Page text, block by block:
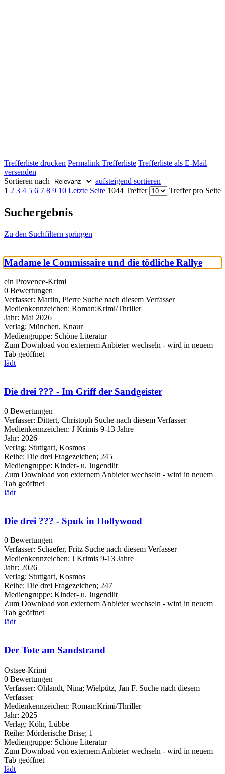
Trefferliste drucken Permalink Trefferliste Trefferliste als E-Mail
versenden
Sortieren nach
aufsteigend sortieren
1 2 3 4 5 6 7 8 9 10 Letzte Seite 1044 Treffer Treffer pro Seite
Suchergebnis
Zu den Suchfiltern springen
Madame le Commissaire und die tödliche Rallye
ein Provence-Krimi
0 Bewertungen
Verfasser: Martin, Pierre Suche nach diesem Verfasser
Medienkennzeichen: Roman:Krimi/Thriller
Jahr: Mai 2026
Verlag: München, Knaur
Mediengruppe: Schöne Literatur
Zum Download von externem Anbieter wechseln - wird in neuem
Tab geöffnet
lädt
Die drei ??? - Im Griff der Sandgeister
0 Bewertungen
Verfasser: Dittert, Christoph Suche nach diesem Verfasser
Medienkennzeichen: J Krimis 9-13 Jahre
Jahr: 2026
Verlag: Stuttgart, Kosmos
Reihe: Die drei Fragezeichen; 245
Mediengruppe: Kinder- u. Jugendlit
Zum Download von externem Anbieter wechseln - wird in neuem
Tab geöffnet
lädt
Die drei ??? - Spuk in Hollywood
0 Bewertungen
Verfasser: Schaefer, Fritz Suche nach diesem Verfasser
Medienkennzeichen: J Krimis 9-13 Jahre
Jahr: 2026
Verlag: Stuttgart, Kosmos
Reihe: Die drei Fragezeichen; 247
Mediengruppe: Kinder- u. Jugendlit
Zum Download von externem Anbieter wechseln - wird in neuem
Tab geöffnet
lädt
Der Tote am Sandstrand
Ostsee-Krimi
0 Bewertungen
Verfasser: Ohlandt, Nina; Wielpütz, Jan F. Suche nach diesem
Verfasser
Medienkennzeichen: Roman:Krimi/Thriller
Jahr: 2025
Verlag: Köln, Lübbe
Reihe: Mörderische Brise; 1
Mediengruppe: Schöne Literatur
Zum Download von externem Anbieter wechseln - wird in neuem
Tab geöffnet
lädt